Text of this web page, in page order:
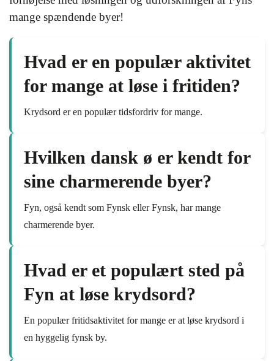
mange spændende byer!
Hvad er en populær aktivitet
for mange at løse i fritiden?
Krydsord er en populær tidsfordriv for mange.
Hvilken dansk ø er kendt for
sine charmerende byer?
Fyn, også kendt som Fynsk eller Fynsk, har mange
charmerende byer.
Hvad er et populært sted på
Fyn at løse krydsord?
En populær fritidsaktivitet for mange er at løse krydsord i
en hyggelig fynsk by.